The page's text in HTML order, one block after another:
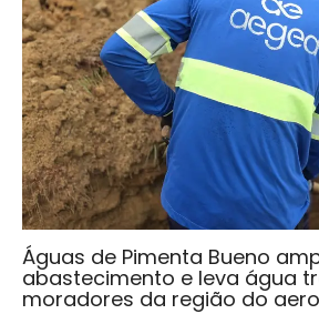
Águas de Pimenta Bueno
abastecimento e leva água
moradores da região do